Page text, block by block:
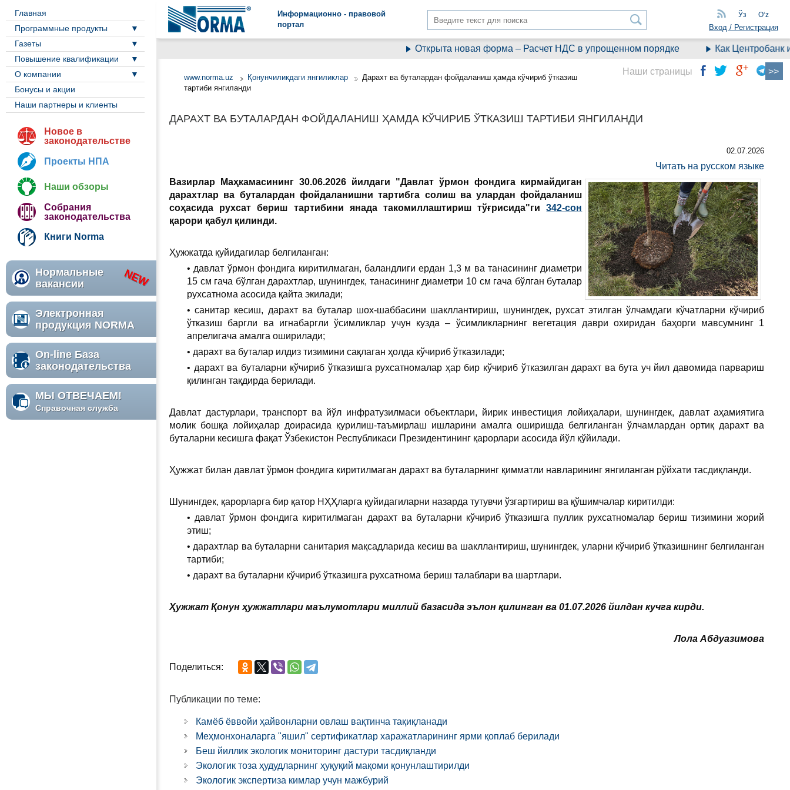
Информационно - правовой
портал
Ўз Oʻz
Вход / Регистрация
Главная
Программные продукты
Газеты
Повышение квалификации
О компании
Бонусы и акции
Наши партнеры и клиенты
Новое в
законодательстве
Проекты НПА
Наши обзоры
Собрания
законодательства
Книги Norma
Нормальные
вакансии
Электронная
продукция NORMA
On-line База
законодательства
МЫ ОТВЕЧАЕМ!
Справочная служба
Открыта новая форма – Расчет НДС в упрощенном порядке Как Центробанк
www.norma.uz Қонунчиликдаги янгиликлар
Дарахт ва буталардан фойдаланиш ҳамда кўчириб ўтказиш
тартиби янгиланди
ДАРАХТ ВА БУТАЛАРДАН ФОЙДАЛАНИШ ҲАМДА КЎЧИРИБ ЎТКАЗИШ ТАРТИБИ ЯНГИЛАНДИ
02.07.2026
Читать на русском языке
Вазирлар Маҳкамасининг 30.06.2026 йилдаги "Давлат ўрмон фондига кирмайдиган
дарахтлар ва буталардан фойдаланишни тартибга солиш ва улардан фойдаланиш
соҳасида рухсат бериш тартибини янада такомиллаштириш тўғрисида"ги342-сон
қарори қабул қилинди.
Ҳужжатда қуйидагилар белгиланган:
• давлат ўрмон фондига киритилмаган, баландлиги ердан 1,3 м ва танасининг диаметри
15 см гача бўлган дарахтлар, шунингдек, танасининг диаметри 10 см гача бўлган буталар
рухсатнома асосида қайта экилади;
• санитар кесиш, дарахт ва буталар шох-шаббасини шакллантириш, шунингдек, рухсат этилган ўлчамдаги кўчатларни кўчириб
ўтказиш баргли ва игнабаргли ўсимликлар учун кузда – ўсимликларнинг вегетация даври охиридан баҳорги мавсумнинг 1
апрелигача амалга оширилади;
• дарахт ва буталар илдиз тизимини сақлаган ҳолда кўчириб ўтказилади;
• дарахт ва буталарни кўчириб ўтказишга рухсатномалар ҳар бир кўчириб ўтказилган дарахт ва бута уч йил давомида парвариш
қилинган тақдирда берилади.
Давлат дастурлари, транспорт ва йўл инфратузилмаси объектлари, йирик инвестиция лойиҳалари, шунингдек, давлат аҳамиятига
молик бошқа лойиҳалар доирасида қурилиш-таъмирлаш ишларини амалга оширишда белгиланган ўлчамлардан ортиқ дарахт ва
буталарни кесишга фақат Ўзбекистон Республикаси Президентининг қарорлари асосида йўл қўйилади.
Ҳужжат билан давлат ўрмон фондига киритилмаган дарахт ва буталарнинг қимматли навларининг янгиланган рўйхати тасдиқланди.
Шунингдек, қарорларга бир қатор НҲҲларга қуйидагиларни назарда тутувчи ўзгартириш ва қўшимчалар киритилди:
• давлат ўрмон фондига киритилмаган дарахт ва буталарни кўчириб ўтказишга пуллик рухсатномалар бериш тизимини жорий
этиш;
• дарахтлар ва буталарни санитария мақсадларида кесиш ва шакллантириш, шунингдек, уларни кўчириб ўтказишнинг белгиланган
тартиби;
• дарахт ва буталарни кўчириб ўтказишга рухсатнома бериш талаблари ва шартлари.
Ҳужжат Қонун ҳужжатлари маълумотлари миллий базасида эълон қилинган ва 01.07.2026 йилдан кучга кирди.
Лола Абдуазимова
Поделиться:
Публикации по теме:
Камёб ёввойи ҳайвонларни овлаш вақтинча тақиқланади
Меҳмонхоналарга "яшил" сертификатлар харажатларининг ярми қоплаб берилади
Беш йиллик экологик мониторинг дастури тасдиқланди
Экологик тоза ҳудудларнинг ҳуқуқий мақоми қонунлаштирилди
Экологик экспертиза кимлар учун мажбурий
Наши страницы